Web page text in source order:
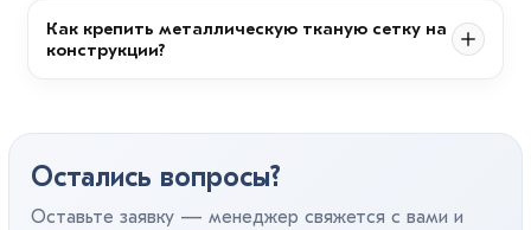
Как крепить металлическую тканую сетку на
конструкции?
Остались вопросы?
Оставьте заявку — менеджер свяжется с вами и